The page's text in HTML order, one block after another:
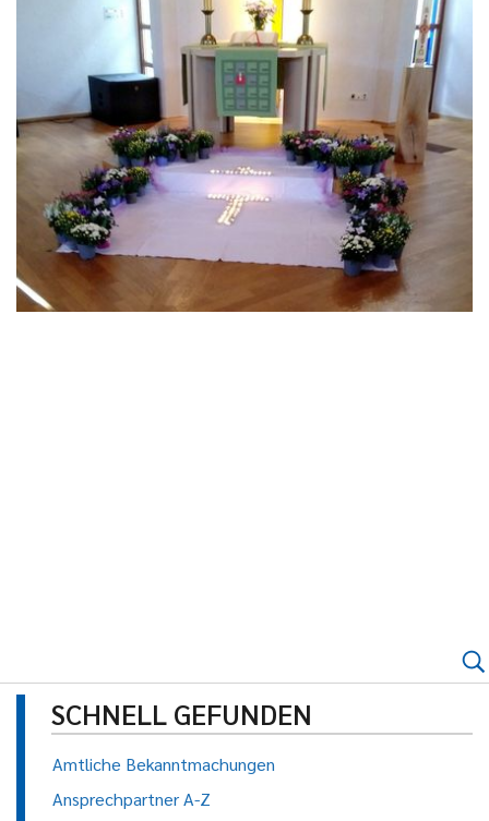
SCHNELL GEFUNDEN
Amtliche Bekanntmachungen
Ansprechpartner A-Z